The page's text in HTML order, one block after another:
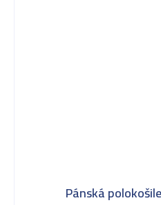
Pánská